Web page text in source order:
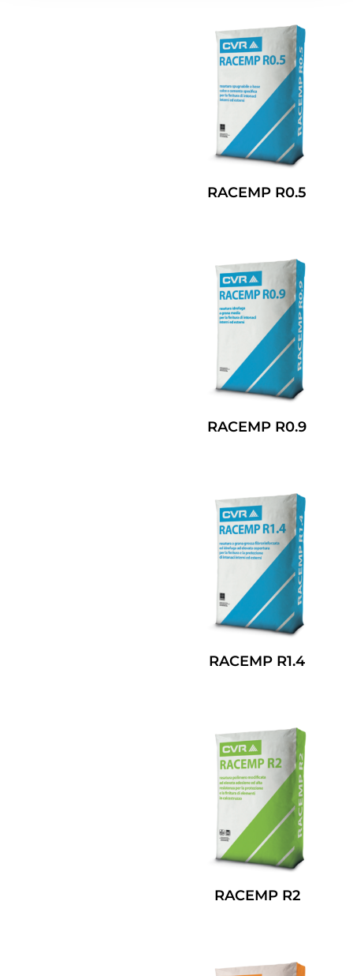
RACEMP R0.5
RACEMP R0.9
RACEMP R1.4
RACEMP R2